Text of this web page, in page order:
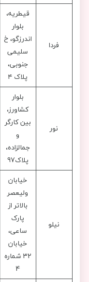
فردا
قیطریه،
بلوار
اندرزگو، خ
سلیمی
جنوبی،
پلاک ۴
نور
بلوار
کشاورز،
بین کارگر
و
جمالزاده،
پلاک97
نیلو
خیابان
ولیعصر
بالاتر از
پارک
ساعی،
خیابان
32 شماره
4